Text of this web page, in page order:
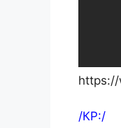
https://
/КР:/